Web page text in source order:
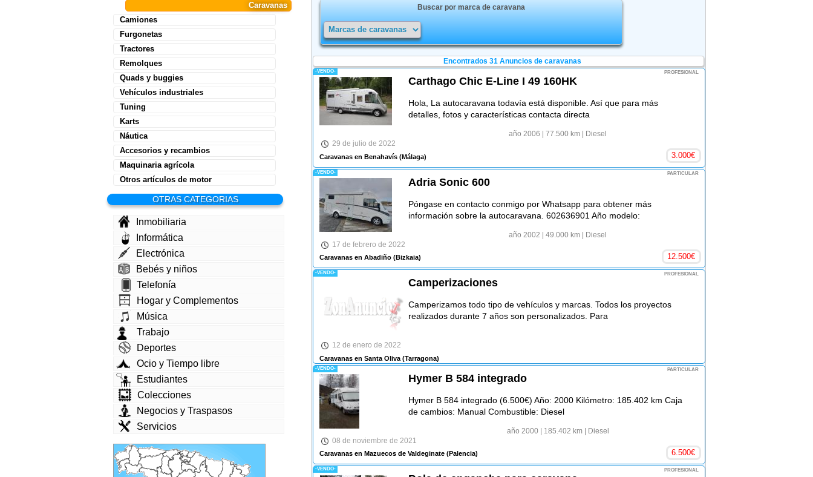
Caravanas
Camiones
Furgonetas
Tractores
Remolques
Quads y buggies
Vehículos industriales
Tuning
Karts
Náutica
Accesorios y recambios
Maquinaria agrícola
Otros artículos de motor
OTRAS CATEGORIAS
Inmobiliaria
Informática
Electrónica
Bebés y niños
Telefonía
Hogar y Complementos
Música
Trabajo
Deportes
Ocio y Tiempo libre
Estudiantes
Colecciones
Negocios y Traspasos
Servicios
Buscar por marca de caravana
Encontrados 31 Anuncios de caravanas
-VENDO- PROFESIONAL
Carthago Chic E-Line I 49 160HK
Hola, La autocaravana todavía está disponible. Así que para más
detalles, fotos y características contacta directa
año 2006 | 77.500 km | Diesel
29 de julio de 2022
Caravanas en Benahavís(Málaga) 3.000€
-VENDO- PARTICULAR
Adria Sonic 600
Póngase en contacto conmigo por Whatsapp para obtener más
información sobre la autocaravana. 602636901 Año modelo:
año 2002 | 49.000 km | Diesel
17 de febrero de 2022
Caravanas en Abadiño(Bizkaia) 12.500€
-VENDO- PROFESIONAL
Camperizaciones
Camperizamos todo tipo de vehículos y marcas. Todos los proyectos
realizados durante 7 años son personalizados. Para
12 de enero de 2022
Caravanas en Santa Oliva(Tarragona)
-VENDO- PARTICULAR
Hymer B 584 integrado
Hymer B 584 integrado (6.500€) Año: 2000 Kilómetro: 185.402 km Caja
de cambios: Manual Combustible: Diesel
año 2000| 185.402 km| Diesel
08 de noviembre de 2021
Caravanas en Mazuecos de Valdeginate(Palencia) 6.500€
-VENDO- PROFESIONAL